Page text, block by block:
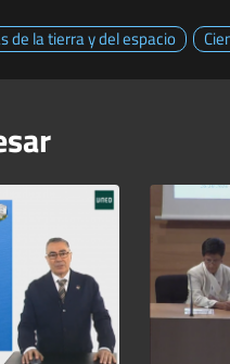
de la tierra y del espacio